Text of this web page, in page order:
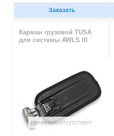
Заказать
Карман грузовой TUSA
для системы AWLS III
временно отсутствует